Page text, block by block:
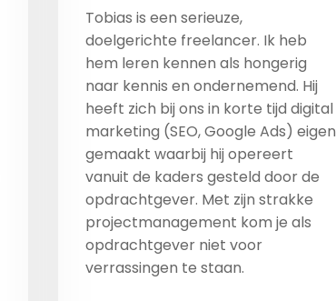
Tobias is een serieuze,
doelgerichte freelancer. Ik heb
hem leren kennen als hongerig
naar kennis en ondernemend. Hij
heeft zich bij ons in korte tijd digital
marketing (SEO, Google Ads) eigen
gemaakt waarbij hij opereert
vanuit de kaders gesteld door de
opdrachtgever. Met zijn strakke
projectmanagement kom je als
opdrachtgever niet voor
verrassingen te staan.